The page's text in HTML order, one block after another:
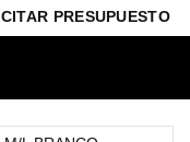
PRESUPUESTO